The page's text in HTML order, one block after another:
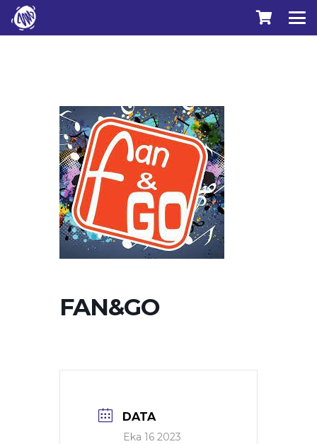
FAN&GO
DATA
Eka 16 2023